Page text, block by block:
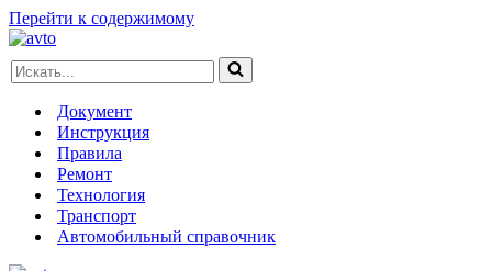
Перейти к содержимому
Искать...
Документ
Инструкция
Правила
Ремонт
Технология
Транспорт
Автомобильный справочник